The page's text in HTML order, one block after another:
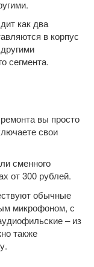
как два
в корпус
сегмента.
вы просто
свои
сменного
от 300 рублей.
обычные
микрофоном, с
– из
также